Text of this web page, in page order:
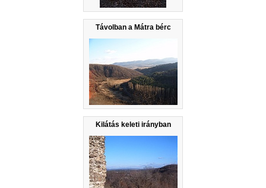
Távolban a Mátra bérc
Kilátás keleti irányban